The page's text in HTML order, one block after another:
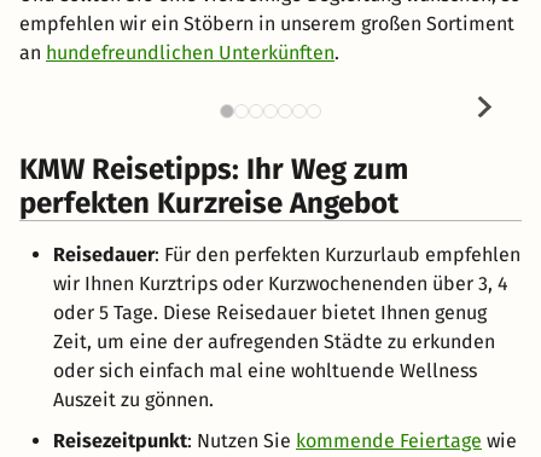
empfehlen wir ein Stöbern in unserem großen Sortiment
an hundefreundlichen Unterkünften.
KMW Reisetipps: Ihr Weg zum
perfekten Kurzreise Angebot
Reisedauer: Für den perfekten Kurzurlaub empfehlen
wir Ihnen Kurztrips oder Kurzwochenenden über 3, 4
oder 5 Tage. Diese Reisedauer bietet Ihnen genug
Zeit, um eine der aufregenden Städte zu erkunden
oder sich einfach mal eine wohltuende Wellness
Auszeit zu gönnen.
Reisezeitpunkt: Nutzen Sie kommende Feiertage wie